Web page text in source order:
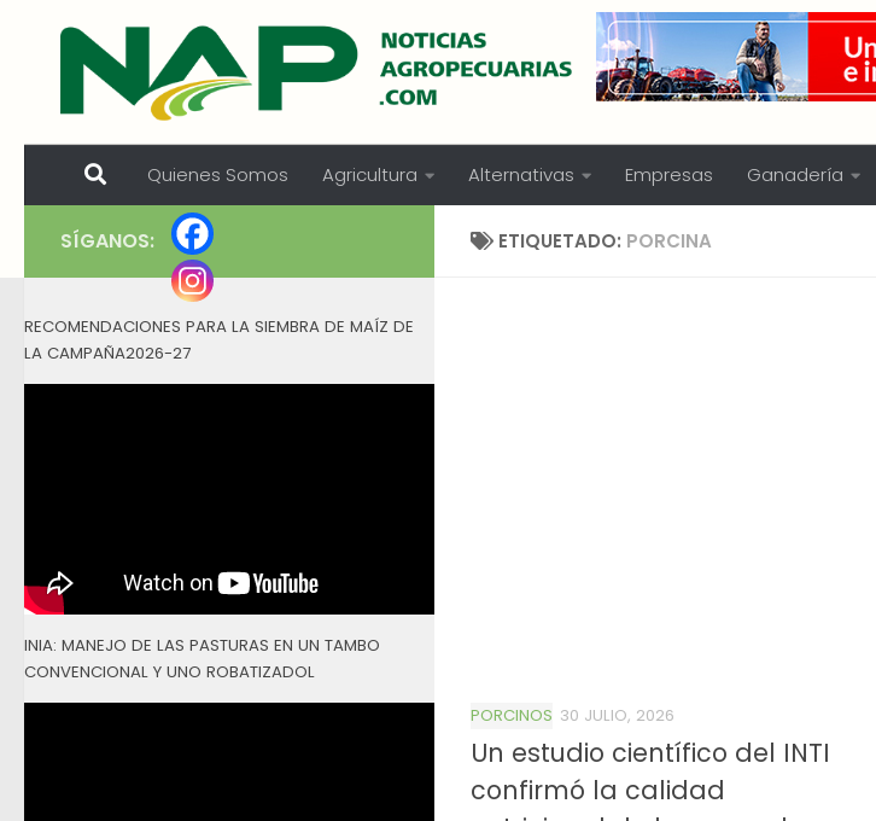
Skip to content
Quienes Somos Agricultura Alternativas Empresas Ganadería
ETIQUETADO: PORCINA
PORCINOS 30 JULIO, 2026
Un estudio científico del INTI
confirmó la calidad
SÍGANOS:
RECOMENDACIONES PARA LA SIEMBRA DE MAÍZ DE
LA CAMPAÑA2026-27
INIA: MANEJO DE LAS PASTURAS EN UN TAMBO
CONVENCIONAL Y UNO ROBATIZADOL